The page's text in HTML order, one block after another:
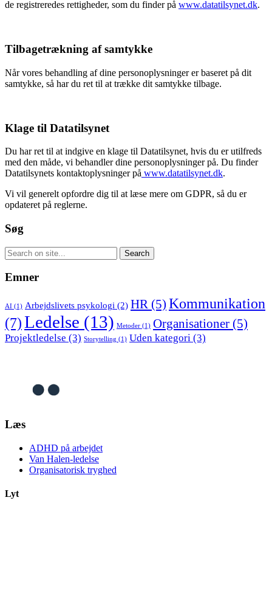
de registreredes rettigheder, som du finder på www.datatilsynet.dk.
Tilbagetrækning af samtykke
Når vores behandling af dine personoplysninger er baseret på dit
samtykke, så har du ret til at trække dit samtykke tilbage.
Klage til Datatilsynet
Du har ret til at indgive en klage til Datatilsynet, hvis du er utilfreds
med den måde, vi behandler dine personoplysninger på. Du finder
Datatilsynets kontaktoplysninger på www.datatilsynet.dk.
Vi vil generelt opfordre dig til at læse mere om GDPR, så du er
opdateret på reglerne.
Søg
Emner
AI (1) Arbejdslivets psykologi (2) HR (5) Kommunikation
(7)Ledelse (13) Metoder (1) Organisationer (5)
Projektledelse (3) Storytelling (1) Uden kategori (3)
Læs
ADHD på arbejdet
Van Halen-ledelse
Organisatorisk tryghed
Lyt